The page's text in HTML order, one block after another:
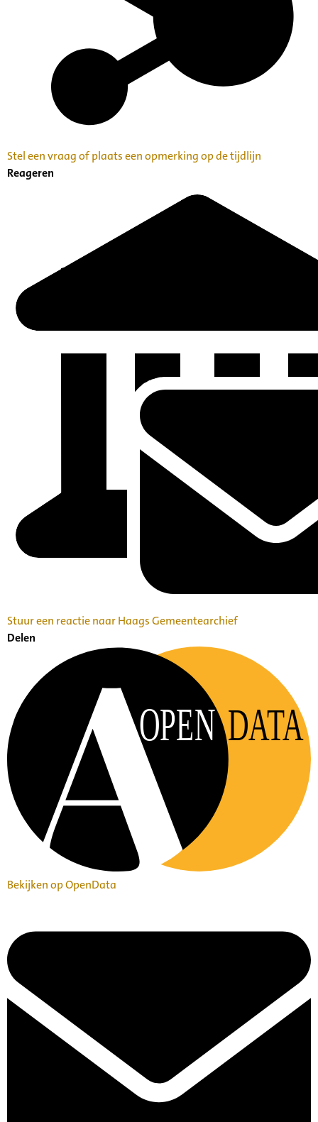
Stel een vraag of plaats een opmerking op de tijdlijn
Reageren
Stuur een reactie naar Haags Gemeentearchief
Delen
OPEN DATA
Bekijken op OpenData